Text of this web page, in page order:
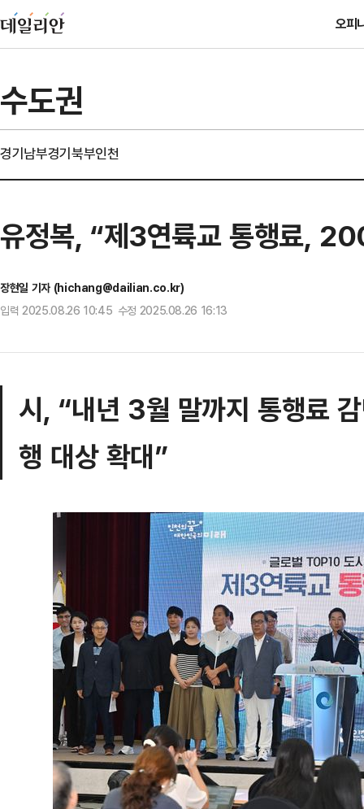
오피
수도권
경기남부경기북부인천
유정복, “제3연륙교 통행료,
장현일 기자 (hichang@dailian.co.kr)
입력 2025.08.26 10:45 수정 2025.08.26 16:13
시, “내년 3월 말까지 통행료
행 대상 확대”